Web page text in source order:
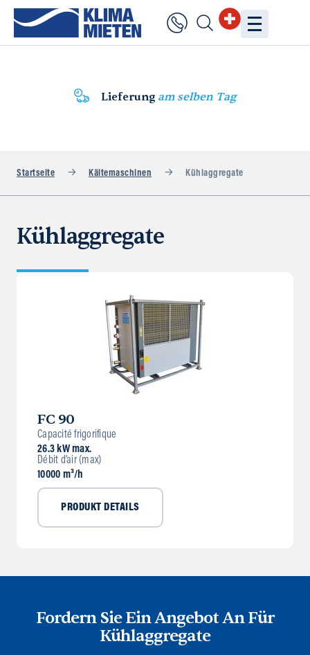
Lieferung am selben Tag
Startseite Kältemaschinen Kühlaggregate
Kühlaggregate
FC 90
Capacité frigorifique
26.3 kW max.
Débit d’air (max)
10000 m³/h
PRODUKT DETAILS
Fordern Sie Ein Angebot An Für
Kühlaggregate